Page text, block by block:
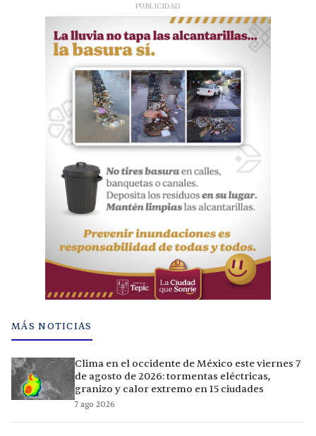
PUBLICIDAD
MÁS NOTICIAS
Clima en el occidente de México este viernes 7
de agosto de 2026: tormentas eléctricas,
granizo y calor extremo en 15 ciudades
7 ago 2026